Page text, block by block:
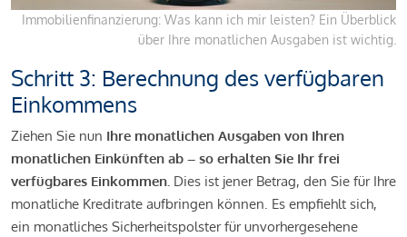
Immobilienfinanzierung: Was kann ich mir leisten? Ein Überblick
über Ihre monatlichen Ausgaben ist wichtig.
Schritt 3: Berechnung des verfügbaren
Einkommens
Ziehen Sie nun Ihre monatlichen Ausgaben von Ihren
monatlichen Einkünften ab – so erhalten Sie Ihr frei
verfügbares Einkommen. Dies ist jener Betrag, den Sie für Ihre
monatliche Kreditrate aufbringen können. Es empfiehlt sich,
ein monatliches Sicherheitspolster für unvorhergesehene